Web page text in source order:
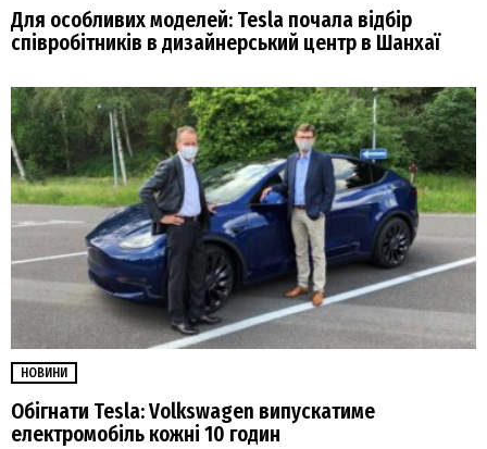
Для особливих моделей: Tesla почала відбір
співробітників в дизайнерський центр в Шанхаї
НОВИНИ
Обігнати Tesla: Volkswagen випускатиме
електромобіль кожні 10 годин